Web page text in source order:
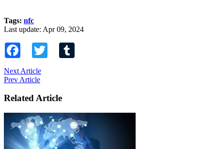
Tags: nfc
Last update: Apr 09, 2024
Facebook Twitter
Next Article
Prev Article
Related Article